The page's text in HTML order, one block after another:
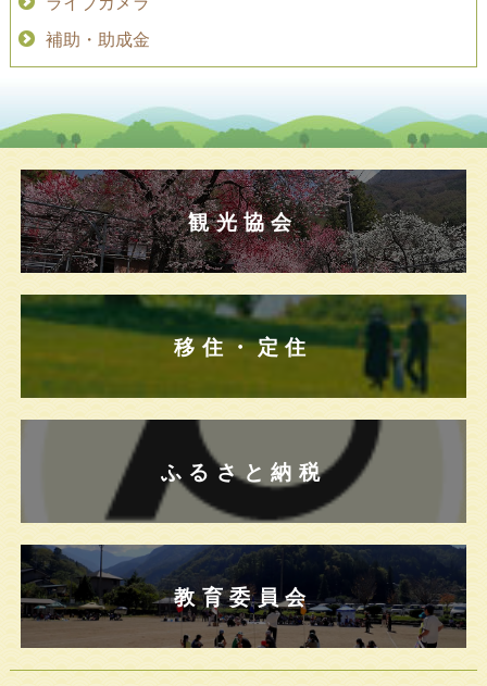
補助・助成金
観光協会
移住・定住
ふるさと納税
教育委員会